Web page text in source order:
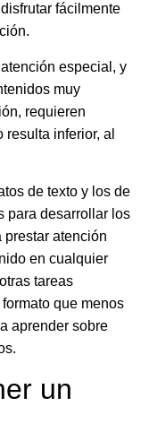
fácilmente
especial, y
muy
requieren
inferior, al
de texto y los de
para desarrollar los
prestar atención
en cualquier
tareas
que menos
aprender sobre
un